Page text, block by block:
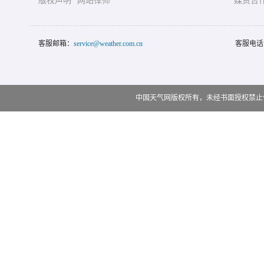
客服邮箱： service@weather.com.cn 客服电
中国天气网版权所有，未经书面授权